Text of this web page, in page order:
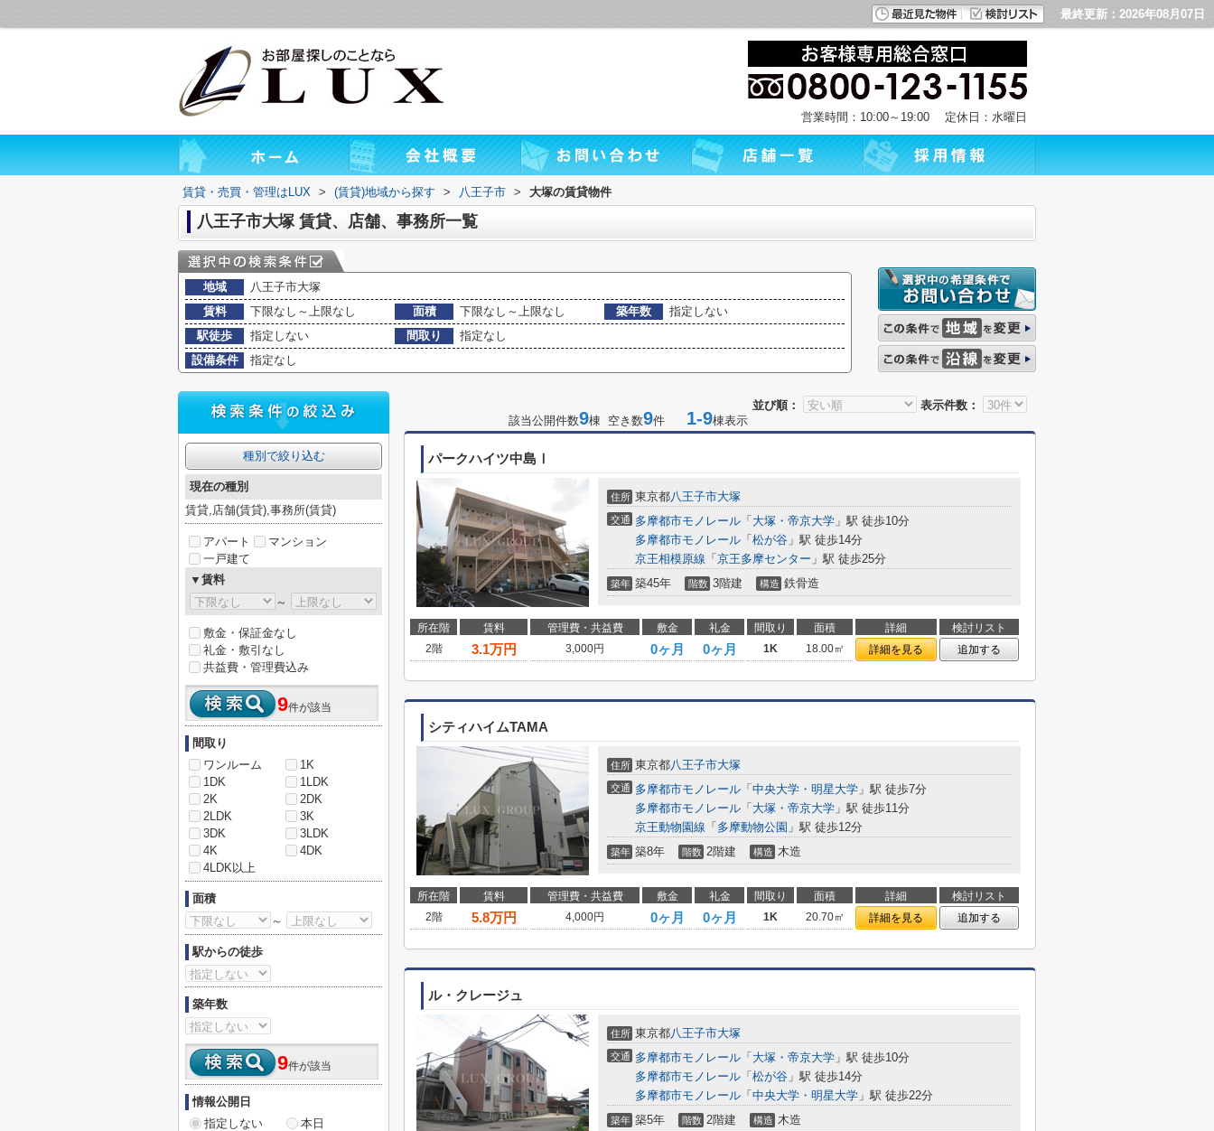
最終更新：2026年08月07日
営業時間：10:00～19:00 定休日：水曜日
賃貸・売買・管理はLUX > (賃貸)地域から探す > 八王子市 > 大塚の賃貸物件
八王子市大塚 賃貸、店舗、事務所一覧
地域
八王子市大塚
賃料
下限なし～上限なし 面積 下限なし～上限なし 築年数
指定しない
駅徒歩
指定しない 間取り
指定なし
設備条件
指定なし
並び順：
表示件数：
該当公開件数9棟 空き数9件 1-9棟表示
パークハイツ中島Ⅰ
住所 東京都八王子市大塚
交通 多摩都市モノレール 「 大塚・帝京大学 」駅 徒歩10分
多摩都市モノレール 「 松が谷 」駅 徒歩14分
京王相模原線 「 京王多摩センター 」駅 徒歩25分
築年 築45年 階数 3階建 構造 鉄骨造
所在階 賃料 管理費・共益費 敷金 礼金 間取り 面積 詳細
検討リスト
2階
3.1万円 3,000円 0ヶ月 0ヶ月 1K 18.00㎡ 詳細を見る 追加する
シティハイムTAMA
住所 東京都八王子市大塚
交通 多摩都市モノレール 「 中央大学・明星大学 」駅 徒歩7分
多摩都市モノレール 「 大塚・帝京大学 」駅 徒歩11分
京王動物園線 「 多摩動物公園 」駅 徒歩12分
築年 築8年 階数 2階建 構造 木造
所在階 賃料 管理費・共益費 敷金 礼金 間取り 面積 詳細
検討リスト
2階
5.8万円 4,000円 0ヶ月 0ヶ月 1K 20.70㎡ 詳細を見る 追加する
ル・クレージュ
住所 東京都八王子市大塚
交通 多摩都市モノレール 「 大塚・帝京大学 」駅 徒歩10分
多摩都市モノレール 「 松が谷 」駅 徒歩14分
多摩都市モノレール 「 中央大学・明星大学 」駅 徒歩22分
築年 築5年 階数 2階建 構造 木造
種別で絞り込む
現在の種別
賃貸,店舗(賃貸),事務所(賃貸)
アパート
マンション
一戸建て
▼賃料
～
敷金・保証金なし
礼金・敷引なし
共益費・管理費込み
9件が該当
間取り
ワンルーム
1K
1DK
1LDK
2K
2DK
2LDK
3K
3DK
3LDK
4K
4DK
4LDK以上
面積
～
駅からの徒歩
築年数
9件が該当
情報公開日
指定しない
本日